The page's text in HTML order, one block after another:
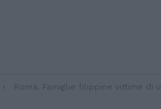
Roma. Famiglie filippine vittime di un incendio ricevono la chiave della loro nuova casa